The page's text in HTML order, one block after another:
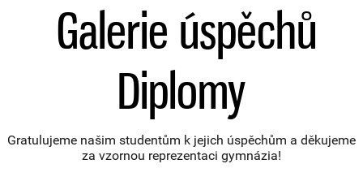
Galerie úspěchů
Diplomy
Gratulujeme našim studentům k jejich úspěchům a děkujeme
za vzornou reprezentaci gymnázia!